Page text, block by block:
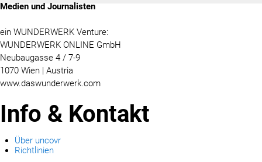
Medien und Journalisten
ein WUNDERWERK Venture:
WUNDERWERK ONLINE GmbH
Neubaugasse 4 / 7-9
1070 Wien | Austria
www.daswunderwerk.com
Info & Kontakt
Über uncovr
Richtlinien